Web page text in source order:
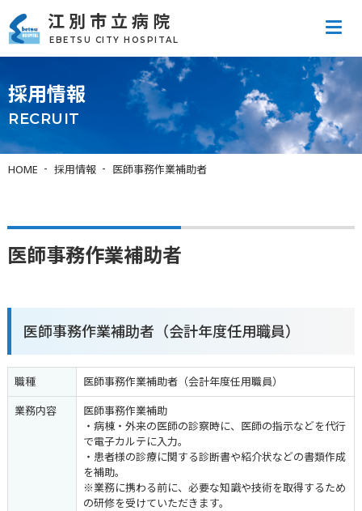
江別市立病院
EBETSU CITY HOSPITAL
採用情報
RECRUIT
HOME 採用情報 医師事務作業補助者
医師事務作業補助者
医師事務作業補助者（会計年度任用職員）
職種
医師事務作業補助者（会計年度任用職員）
業務内容
医師事務作業補助
・病棟・外来の医師の診察時に、医師の指示などを代行
で電子カルテに入力。
・患者様の診療に関する診断書や紹介状などの書類作成
を補助。
※業務に携わる前に、必要な知識や技術を取得するため
の研修を受けていただきます。